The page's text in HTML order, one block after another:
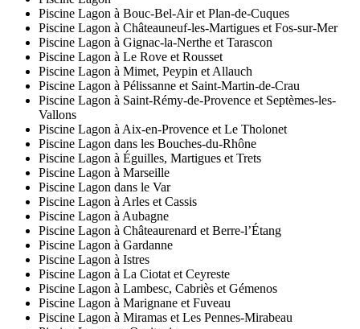
Piscine Lagon à Bouc-Bel-Air et Plan-de-Cuques
Piscine Lagon à Châteauneuf-les-Martigues et Fos-sur-Mer
Piscine Lagon à Gignac-la-Nerthe et Tarascon
Piscine Lagon à Le Rove et Rousset
Piscine Lagon à Mimet, Peypin et Allauch
Piscine Lagon à Pélissanne et Saint-Martin-de-Crau
Piscine Lagon à Saint-Rémy-de-Provence et Septèmes-les-
Vallons
Piscine Lagon à Aix-en-Provence et Le Tholonet
Piscine Lagon dans les Bouches-du-Rhône
Piscine Lagon à Éguilles, Martigues et Trets
Piscine Lagon à Marseille
Piscine Lagon dans le Var
Piscine Lagon à Arles et Cassis
Piscine Lagon à Aubagne
Piscine Lagon à Châteaurenard et Berre-l’Étang
Piscine Lagon à Gardanne
Piscine Lagon à Istres
Piscine Lagon à La Ciotat et Ceyreste
Piscine Lagon à Lambesc, Cabriès et Gémenos
Piscine Lagon à Marignane et Fuveau
Piscine Lagon à Miramas et Les Pennes-Mirabeau